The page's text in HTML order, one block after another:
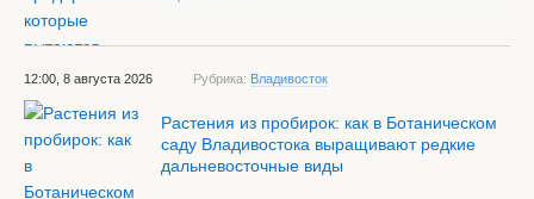
12:00, 8 августа 2026 Рубрика: Владивосток
Растения из пробирок: как в Ботаническом
саду Владивостока выращивают редкие
дальневосточные виды